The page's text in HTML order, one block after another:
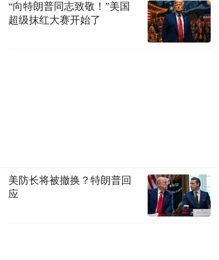
“向特朗普同志致敬！”美国
超级抹红大赛开始了
美防长将被撤换？特朗普回
应